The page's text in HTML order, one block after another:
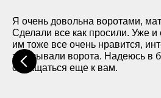
Я очень довольна воротами,
Сделали все как просили. Уже и
им тоже все очень нравится,
заказывали ворота. Надеюсь в
обращаться еще к вам.